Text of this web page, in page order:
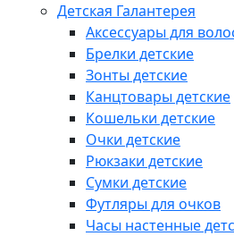
Детская Галантерея
Аксессуары для
Брелки детские
Зонты детские
Канцтовары детские
Кошельки детские
Очки детские
Рюкзаки детские
Сумки детские
Футляры для очков
Часы настенные